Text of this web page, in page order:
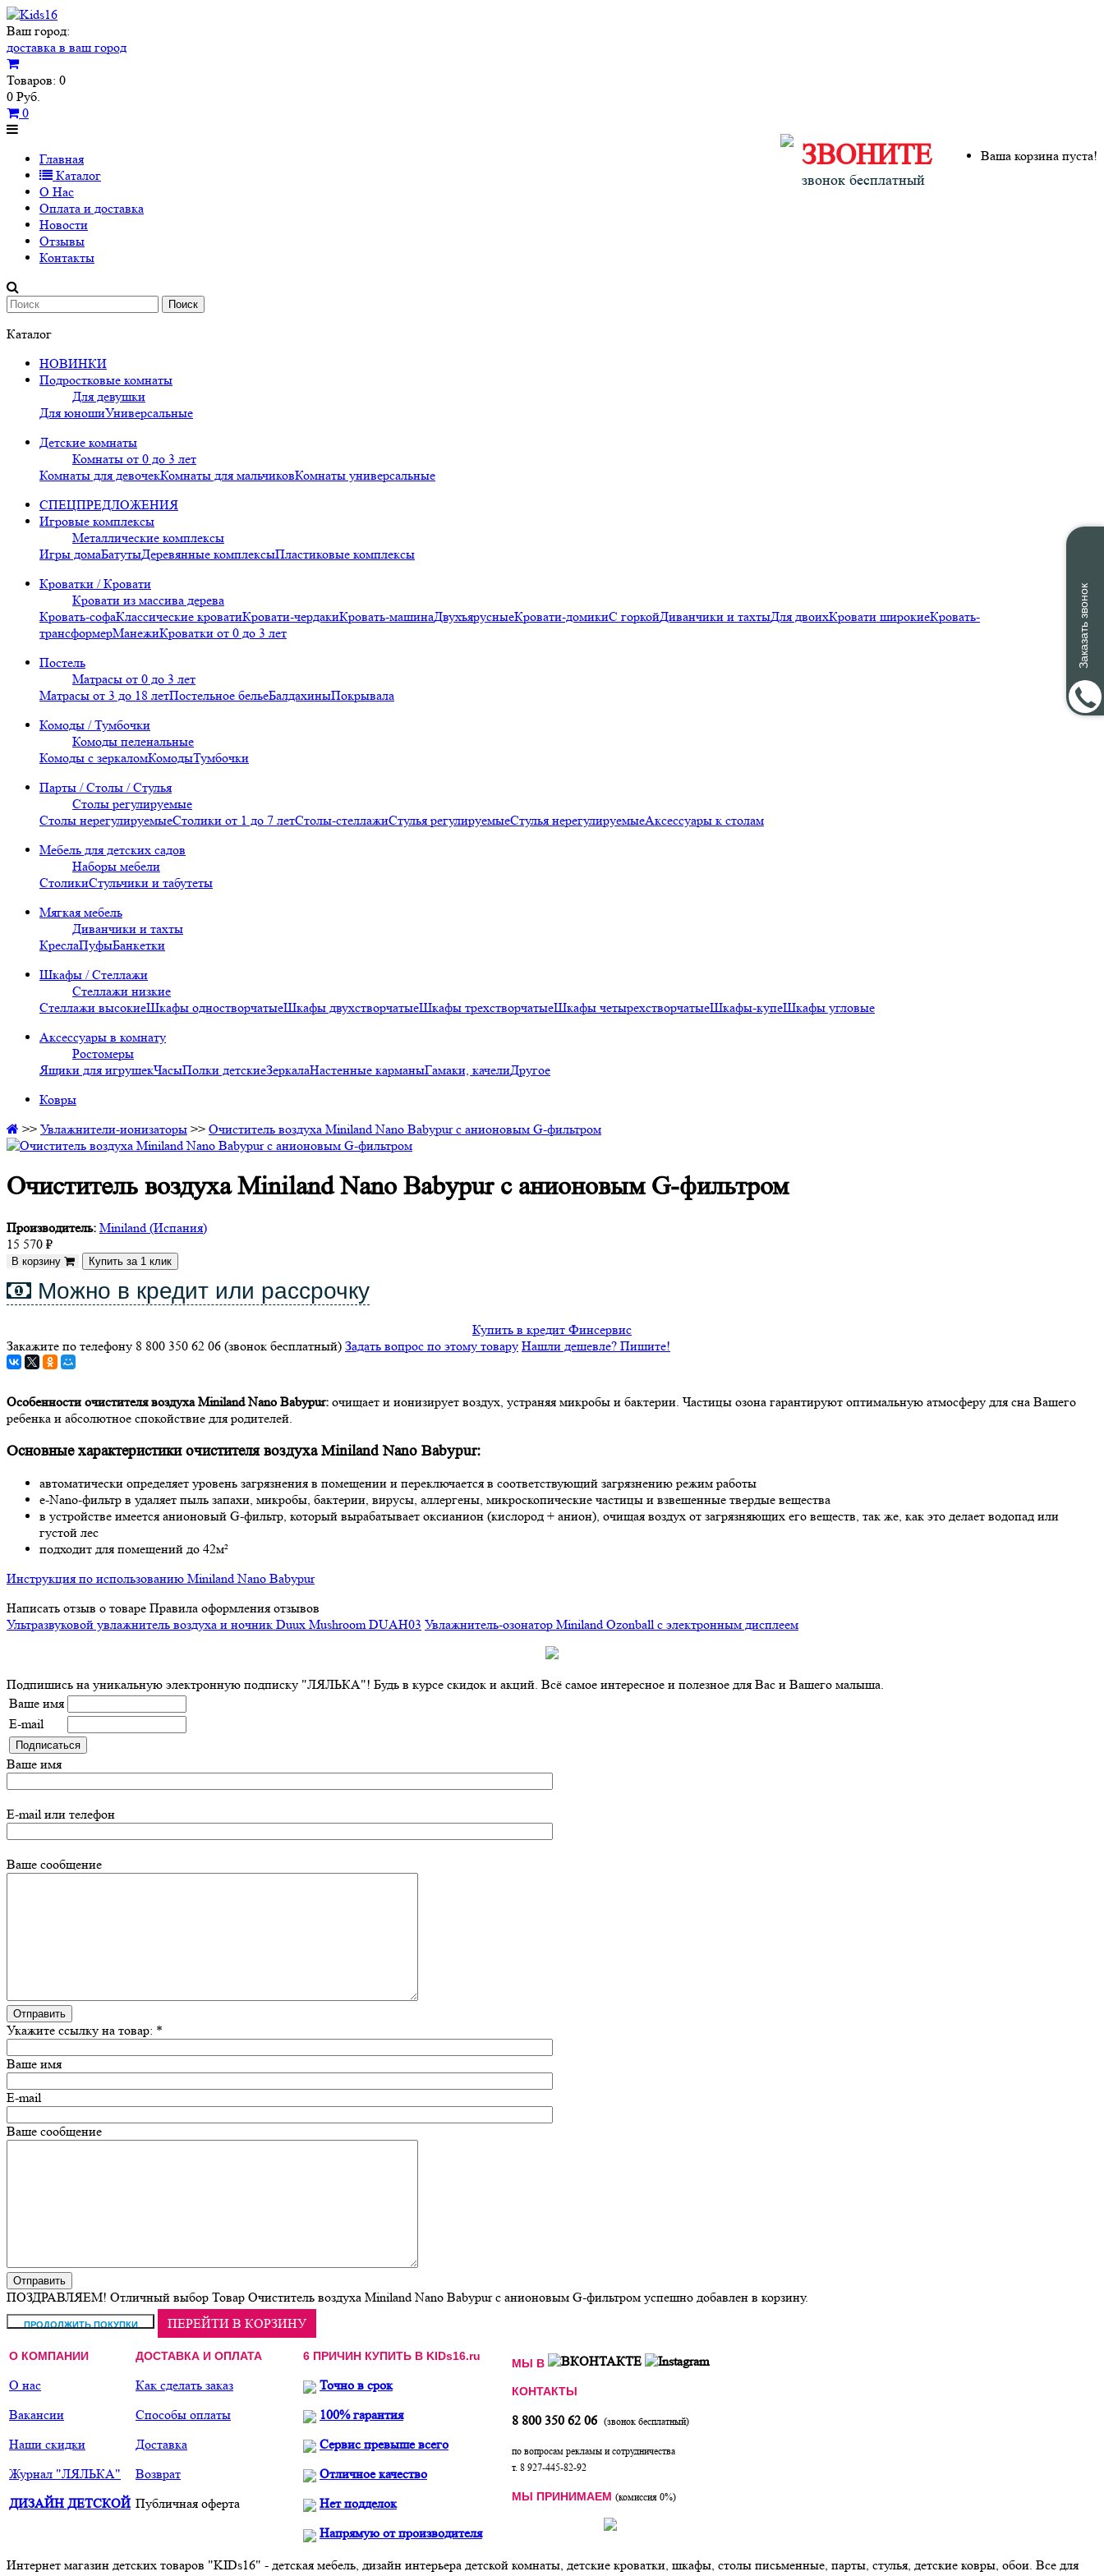
Ваш город:
доставка в ваш город
Товаров: 0
0 Руб.
0
Ваша корзина пуста!
ЗВОНИТЕ
звонок бесплатный
Главная
Каталог
О Нас
Оплата и доставка
Новости
Отзывы
Контакты
Поиск
Каталог
НОВИНКИ
Подростковые комнаты
Для девушки
Для юношиУниверсальные
Детские комнаты
Комнаты от 0 до 3 лет
Комнаты для девочекКомнаты для мальчиковКомнаты универсальные
СПЕЦПРЕДЛОЖЕНИЯ
Игровые комплексы
Металлические комплексы
Игры домаБатутыДеревянные комплексыПластиковые комплексы
Кроватки / Кровати
Кровати из массива дерева
Кровать-софаКлассические кроватиКровати-чердакиКровать-машинаДвухъярусныеКровати-домикиС горкойДиванчики и тахтыДля двоихКровати широкиеКровать-
трансформерМанежиКроватки от 0 до 3 лет
Постель
Матрасы от 0 до 3 лет
Матрасы от 3 до 18 летПостельное бельеБалдахиныПокрывала
Комоды / Тумбочки
Комоды пеленальные
Комоды с зеркаломКомодыТумбочки
Парты / Столы / Стулья
Столы регулируемые
Столы нерегулируемыеСтолики от 1 до 7 летСтолы-стеллажиСтулья регулируемыеСтулья нерегулируемыеАксессуары к столам
Мебель для детских садов
Наборы мебели
СтоликиСтульчики и табутеты
Мягкая мебель
Диванчики и тахты
КреслаПуфыБанкетки
Шкафы / Стеллажи
Стеллажи низкие
Стеллажи высокиеШкафы одностворчатыеШкафы двухстворчатыеШкафы трехстворчатыеШкафы четырехстворчатыеШкафы-купеШкафы угловые
Аксессуары в комнату
Ростомеры
Ящики для игрушекЧасыПолки детскиеЗеркалаНастенные карманыГамаки, качелиДругое
Ковры
>> Увлажнители-ионизаторы >> Очиститель воздуха Miniland Nano Babypur с анионовым G-фильтром
Очиститель воздуха Miniland Nano Babypur с анионовым G-фильтром
Производитель: Miniland (Испания)
15 570 ₽
В корзину
Можно в кредит или рассрочку
Купить в кредит Финсервис
Закажите по телефону 8 800 350 62 06 (звонок бесплатный) Задать вопрос по этому товару Нашли дешевле? Пишите!
Особенности очистителя воздуха Miniland Nano Babypur: очищает и ионизирует воздух, устраняя микробы и бактерии. Частицы озона гарантируют оптимальную атмосферу для сна Вашего
ребенка и абсолютное спокойствие для родителей.
Основные характеристики очистителя воздуха Miniland Nano Babypur:
автоматически определяет уровень загрязнения в помещении и переключается в соответствующий загрязнению режим работы
e-Nano-фильтр в удаляет пыль запахи, микробы, бактерии, вирусы, аллергены, микроскопические частицы и взвешенные твердые вещества
в устройстве имеется анионовый G-фильтр, который вырабатывает оксианион (кислород + анион), очищая воздух от загрязняющих его веществ, так же, как это делает водопад или
густой лес
подходит для помещений до 42м²
Инструкция по использованию Miniland Nano Babypur
Написать отзыв о товаре Правила оформления отзывов
Ультразвуковой увлажнитель воздуха и ночник Duux Mushroom DUAH03 Увлажнитель-озонатор Miniland Ozonball с электронным дисплеем
Подпишись на уникальную электронную подписку "ЛЯЛЬКА"! Будь в курсе скидок и акций. Всё самое интересное и полезное для Вас и Вашего малыша.
Ваше имя
E-mail
Ваше имя
E-mail или телефон
Ваше сообщение
Укажите ссылку на товар: *
Ваше имя
E-mail
Ваше сообщение
ПОЗДРАВЛЯЕМ! Отличный выбор Товар Очиститель воздуха Miniland Nano Babypur с анионовым G-фильтром успешно добавлен в корзину.
ПЕРЕЙТИ В КОРЗИНУ
О КОМПАНИИ
О нас
Вакансии
Наши скидки
Журнал "ЛЯЛЬКА"
ДИЗАЙН ДЕТСКОЙ
ДОСТАВКА И ОПЛАТА
Как сделать заказ
Способы оплаты
Доставка
Возврат
Публичная оферта
6 ПРИЧИН КУПИТЬ В KIDs16.ru
Точно в срок
100% гарантия
Сервис превыше всего
Отличное качество
Нет подделок
Напрямую от производителя
МЫ В
КОНТАКТЫ
8 800 350 62 06 (звонок бесплатный)
по вопросам рекламы и сотрудничества
т. 8 927-445-82-92
МЫ ПРИНИМАЕМ (комиссия 0%)
Интернет магазин детских товаров "KIDs16" - детская мебель, дизайн интерьера детской комнаты, детские кроватки, шкафы, столы письменные, парты, стулья, детские ковры, обои. Все для
Заказать звонок